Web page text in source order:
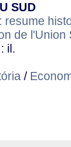
SUD
resume
de
il.
/